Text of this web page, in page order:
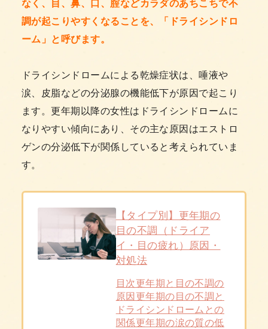
調が起こりやすくなることを、「ドライシンドロ
ーム」と呼びます。
ドライシンドロームによる乾燥症状は、唾液や
涙、皮脂などの分泌腺の機能低下が原因で起こり
ます。更年期以降の女性はドライシンドロームに
なりやすい傾向にあり、その主な原因はエストロ
ゲンの分泌低下が関係していると考えられていま
す。
【タイプ別】更年期の
目の不調（ドライア
イ・目の疲れ）原因・
対処法
目次更年期と目の不調の
原因更年期の目の不調と
ドライシンドロームとの
関係更年期の涙の質の低